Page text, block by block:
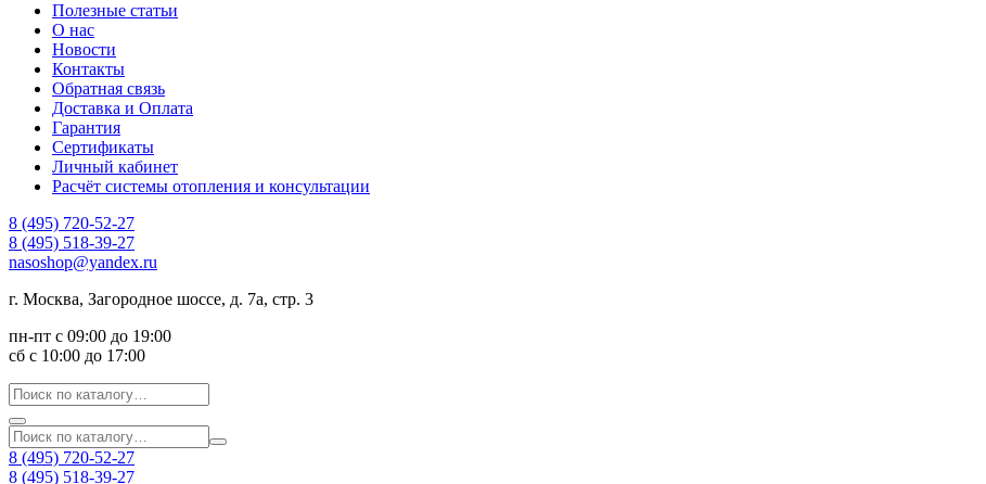
Полезные статьи
О нас
Новости
Контакты
Обратная связь
Доставка и Оплата
Гарантия
Сертификаты
Личный кабинет
Расчёт системы отопления и консультации
8 (495) 720-52-27
8 (495) 518-39-27
nasoshop@yandex.ru
г. Москва, Загородное шоссе, д. 7а, стр. 3
пн-пт с 09:00 до 19:00
сб с 10:00 до 17:00
8 (495) 720-52-27
8 (495) 518-39-27